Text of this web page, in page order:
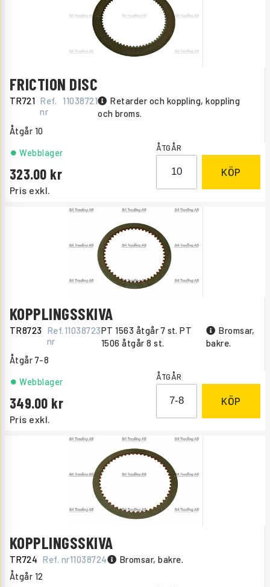
FRICTION DISC
TR721 Ref.
nr
11038721
Retarder och koppling, koppling
och broms.
Åtgår 10
Pris exkl.
323.00
Webblager ÅTGÅR
KÖP
KOPPLINGSSKIVA
TR8723 Ref.
nr
11038723PT 1563 åtgår 7 st. PT
1506 åtgår 8 st.
Bromsar,
bakre.
Åtgår 7-8
Pris exkl.
349.00
Webblager ÅTGÅR
KÖP
KOPPLINGSSKIVA
TR724 Ref. nr11038724 Bromsar, bakre.
Åtgår 12